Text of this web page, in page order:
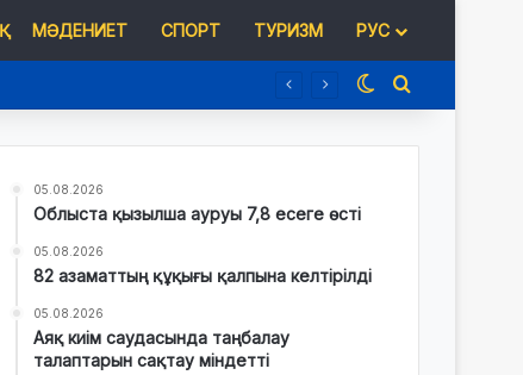
МӘДЕНИЕТ СПОРТ ТУРИЗМ РУС
Switch skin
Іздеу
05.08.2026
Облыста қызылша ауруы 7,8 есеге өсті
05.08.2026
82 азаматтың құқығы қалпына келтірілді
05.08.2026
Аяқ киім саудасында таңбалау
талаптарын сақтау міндетті